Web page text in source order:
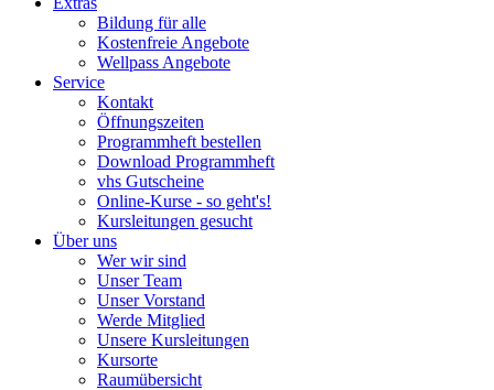
Bildung für alle
Kostenfreie Angebote
Wellpass Angebote
Service
Kontakt
Öffnungszeiten
Programmheft bestellen
Download Programmheft
vhs Gutscheine
Online-Kurse - so geht's!
Kursleitungen gesucht
Über uns
Wer wir sind
Unser Team
Unser Vorstand
Werde Mitglied
Unsere Kursleitungen
Kursorte
Raumübersicht